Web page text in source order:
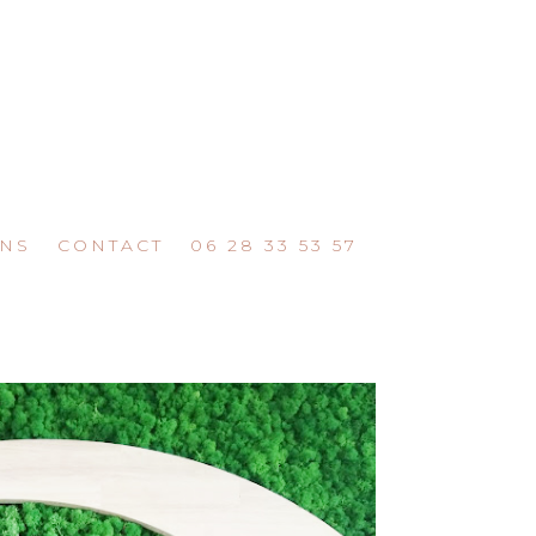
CONTACT 06 28 33 53 57